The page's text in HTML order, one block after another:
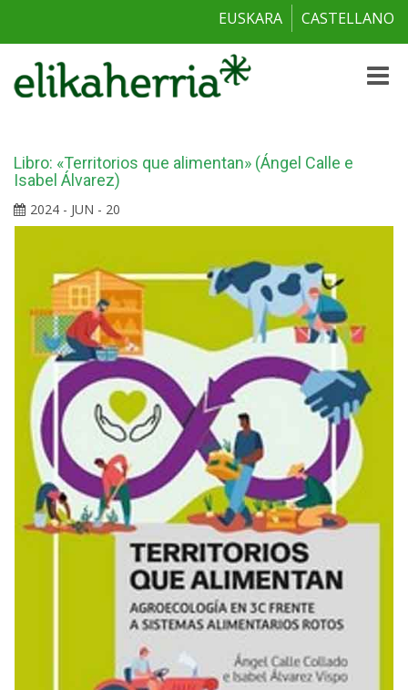
EUSKARA CASTELLANO
Toggle
Libro: «Territorios que alimentan» (Ángel Calle e
Isabel Álvarez)
2024 - JUN - 20